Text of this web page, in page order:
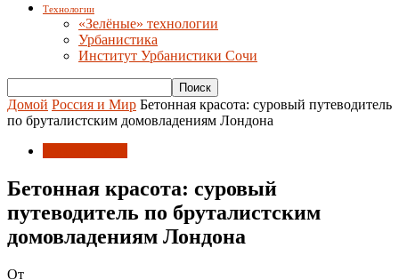
Технологии
«Зелёные» технологии
Урбанистика
Институт Урбанистики Сочи
Домой Россия и Мир Бетонная красота: суровый путеводитель
по бруталистским домовладениям Лондона
Бетонная красота: суровый
путеводитель по бруталистским
домовладениям Лондона
От